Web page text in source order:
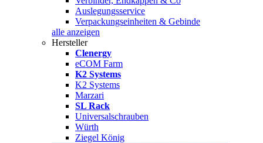
Auslegungsservice
Verpackungseinheiten & Gebinde
alle anzeigen
Hersteller
Clenergy
eCOM Farm
K2 Systems
K2 Systems
Marzari
SL Rack
Universalschrauben
Würth
Ziegel König